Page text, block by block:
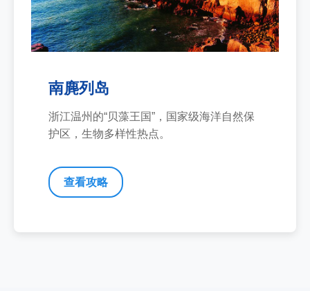
南麂列岛
浙江温州的“贝藻王国”，国家级海洋自然保
护区，生物多样性热点。
查看攻略